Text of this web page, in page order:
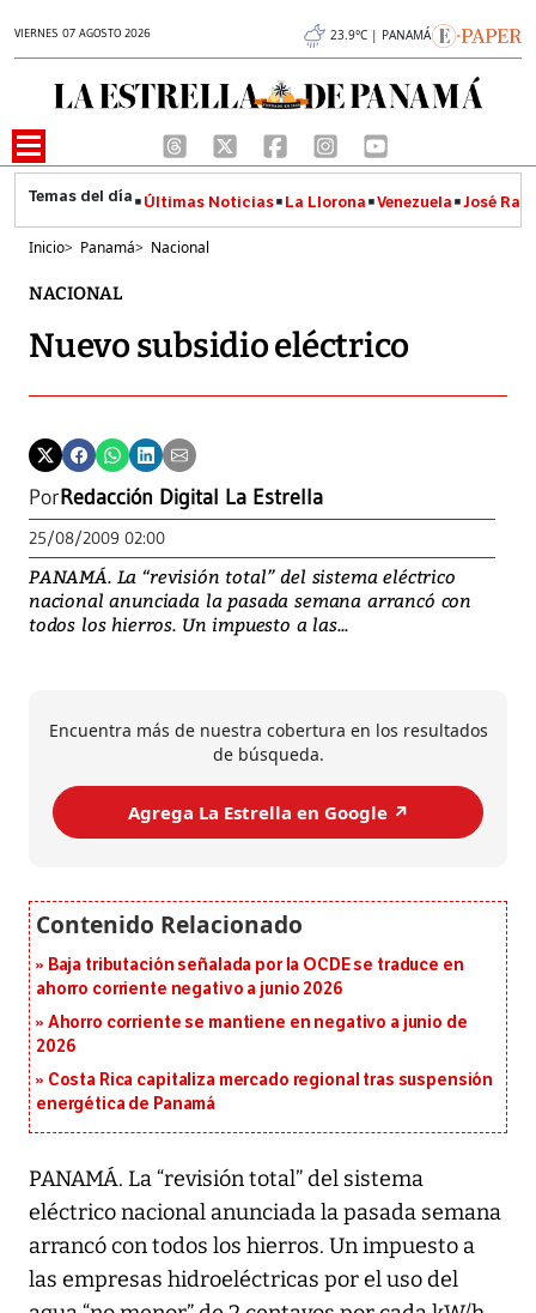
VIERNES 07 AGOSTO 2026 23.9°C | PANAMÁ
Últimas Noticias La Llorona Venezuela José
Inicio> Panamá> Nacional
NACIONAL
Nuevo subsidio eléctrico
PorRedacción Digital La Estrella
25/08/2009 02:00
PANAMÁ. La “revisión total” del sistema eléctrico
nacional anunciada la pasada semana arrancó con
todos los hierros. Un impuesto a las...
Encuentra más de nuestra cobertura en los resultados
de búsqueda.
Agrega La Estrella en Google ↗️
Baja tributación señalada por la OCDE se traduce en
ahorro corriente negativo a junio 2026
Ahorro corriente se mantiene en negativo a junio de
2026
Costa Rica capitaliza mercado regional tras suspensión
energética de Panamá
PANAMÁ. La “revisión total” del sistema
eléctrico nacional anunciada la pasada semana
arrancó con todos los hierros. Un impuesto a
las empresas hidroeléctricas por el uso del